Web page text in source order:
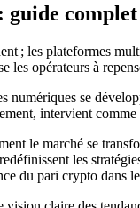
; les plateformes
les opérateurs à
numériques se
intervient
le marché se
les
du pari crypto